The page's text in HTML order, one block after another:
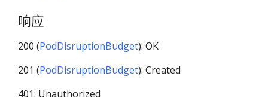
响应
200 (PodDisruptionBudget): OK
201 (PodDisruptionBudget): Created
401: Unauthorized